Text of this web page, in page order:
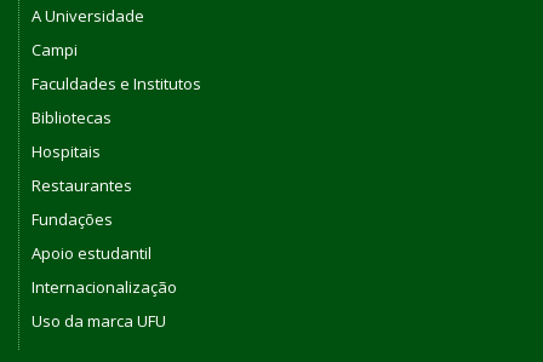
A Universidade
Campi
Faculdades e Institutos
Bibliotecas
Hospitais
Restaurantes
Fundações
Apoio estudantil
Internacionalização
Uso da marca UFU